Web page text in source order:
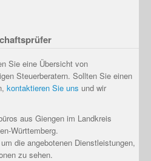
Sie eine Übersicht von
Steuerberatern. Sollten Sie einen
kontaktieren Sie uns und wir
aus Giengen im Landkreis
Württemberg.
die angebotenen Dienstleistungen,
zu sehen.